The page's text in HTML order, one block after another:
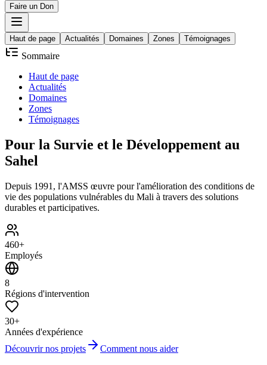
Faire un Don
Haut de page Actualités Domaines Zones Témoignages
Sommaire
Haut de page
Actualités
Domaines
Zones
Témoignages
Pour la Survie et le Développement au
Sahel
Depuis 1991, l'AMSS œuvre pour l'amélioration des conditions de
vie des populations vulnérables du Mali à travers des solutions
durables et participatives.
460+
Employés
8
Régions d'intervention
30+
Années d'expérience
Découvrir nos projets
Comment nous aider